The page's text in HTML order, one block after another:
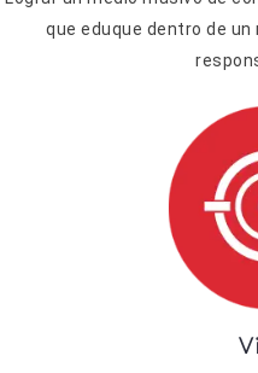
que eduque dentro de